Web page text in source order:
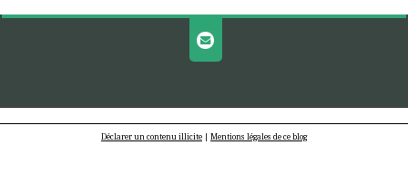
Déclarer un contenu illicite | Mentions légales de ce blog